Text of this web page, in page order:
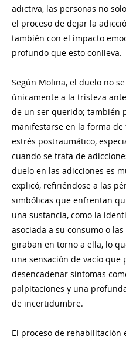
adictiva, las personas no
el proceso de dejar la
también con el impacto
profundo que esto conlleva.
Según Molina, el duelo no
únicamente a la tristeza
de un ser querido; también
manifestarse en la forma de
estrés postraumático,
cuando se trata de
duelo en las adicciones es
explicó, refiriéndose a las
simbólicas que enfrentan
una sustancia, como la
asociada a su consumo o
giraban en torno a ella, lo
una sensación de vacío que
desencadenar síntomas
palpitaciones y una
de incertidumbre.
El proceso de rehabilitación